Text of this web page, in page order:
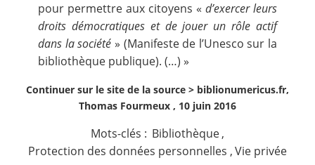
pour permettre aux citoyens « d’exercer leurs
droits démocratiques et de jouer un rôle actif
dans la société » (Manifeste de l’Unesco sur la
bibliothèque publique). (…) »
Continuer sur le site de la source > biblionumericus.fr,
Thomas Fourmeux , 10 juin 2016
Mots-clés : Bibliothèque,
Protection des données personnelles ,Vie privée